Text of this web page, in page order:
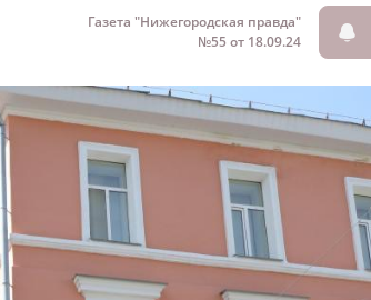
Газета "Нижегородская правда"
№55 от 18.09.24